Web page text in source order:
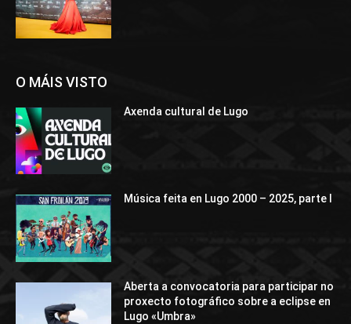
O MÁIS VISTO
Axenda cultural de Lugo
Música feita en Lugo 2000 – 2025, parte I
Aberta a convocatoria para participar no
proxecto fotográfico sobre a eclipse en
Lugo «Umbra»